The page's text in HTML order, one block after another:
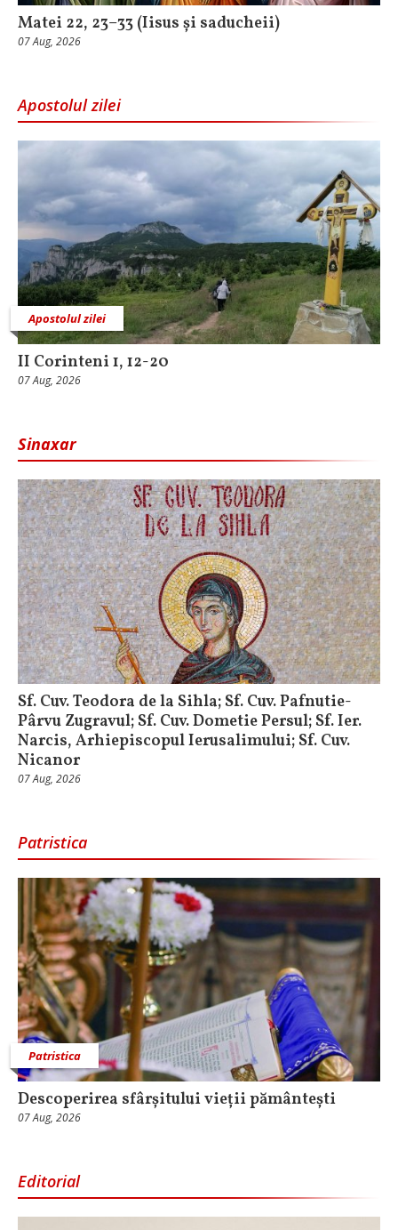
Matei 22, 23–33 (Iisus și saducheii)
07 Aug, 2026
Apostolul zilei
Apostolul zilei
II Corinteni 1, 12-20
07 Aug, 2026
Sinaxar
Sf. Cuv. Teodora de la Sihla; Sf. Cuv. Pafnutie-
Pârvu Zugravul; Sf. Cuv. Dometie Persul; Sf. Ier.
Narcis, Arhiepiscopul Ierusalimului; Sf. Cuv.
Nicanor
07 Aug, 2026
Patristica
Patristica
Descoperirea sfârșitului vieții pământești
07 Aug, 2026
Editorial